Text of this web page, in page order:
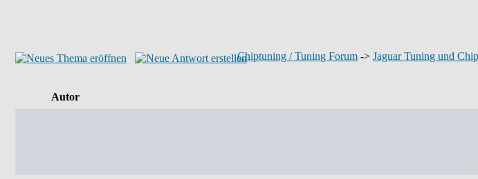
Chiptuning / Tuning Forum -> Jaguar Tuning und
Autor